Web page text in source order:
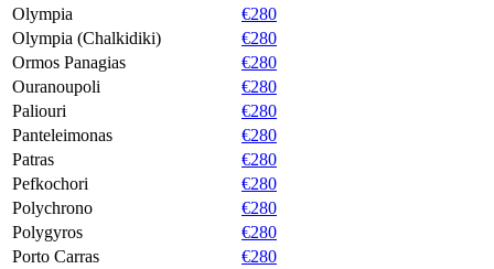
Olympia
€280
Olympia (Chalkidiki)
€280
Ormos Panagias
€280
Ouranoupoli
€280
Paliouri
€280
Panteleimonas
€280
Patras
€280
Pefkochori
€280
Polychrono
€280
Polygyros
€280
Porto Carras
€280